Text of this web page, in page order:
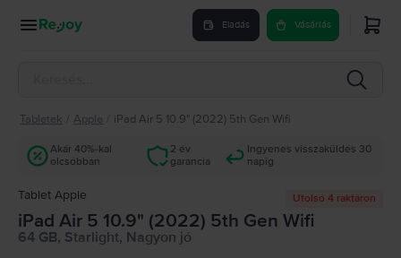
Eladás Vásárlás
Tabletek Apple iPad Air 5 10.9" (2022) 5th Gen Wifi
Akár 40%-kal
olcsóbban
2 év
garancia
Ingyenes visszaküldés 30
napig
Tablet Apple Utolsó 4 raktáron
iPad Air 5 10.9" (2022) 5th Gen Wifi
64 GB, Starlight, Nagyon jó